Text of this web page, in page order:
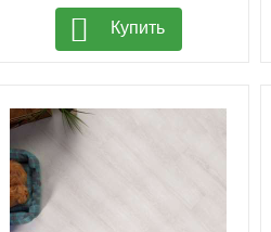
Купить